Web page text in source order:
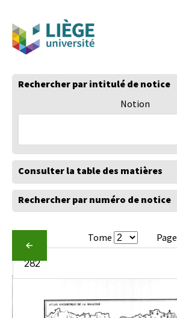
Linguistique
de
Wallonie
Rechercher par intitulé de notice
Notion
Consulter la table des matières
Rechercher par numéro de notice
←
Tome Page